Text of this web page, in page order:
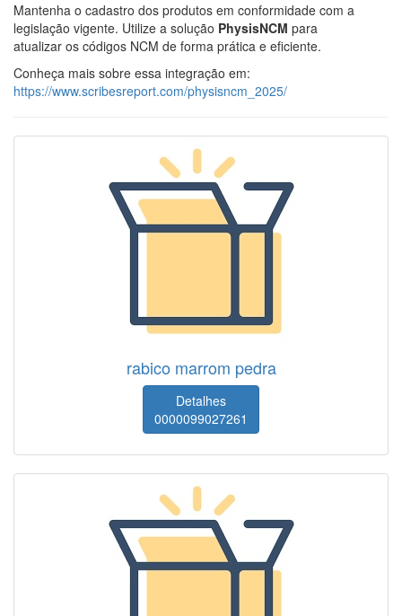
Mantenha o cadastro dos produtos em conformidade com a
legislação vigente. Utilize a solução PhysisNCM para
atualizar os códigos NCM de forma prática e eficiente.
Conheça mais sobre essa integração em:
https://www.scribesreport.com/physisncm_2025/
rabico marrom pedra
Detalhes
0000099027261